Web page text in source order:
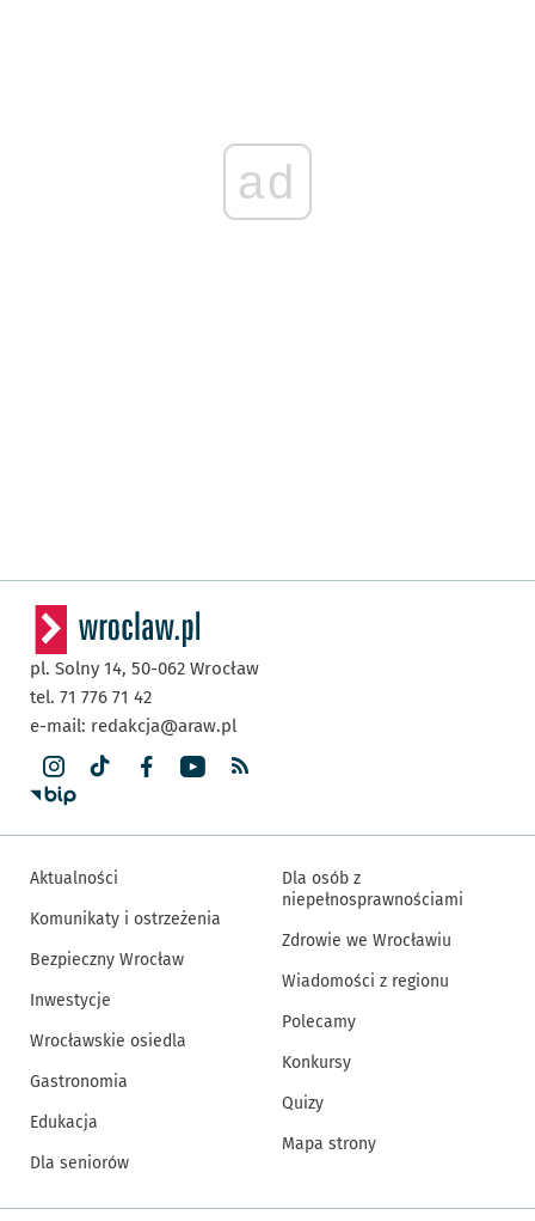
ad
pl. Solny 14, 50-062 Wrocław
tel. 71 776 71 42
e-mail: redakcja@araw.pl
Aktualności
Komunikaty i ostrzeżenia
Bezpieczny Wrocław
Inwestycje
Wrocławskie osiedla
Gastronomia
Edukacja
Dla seniorów
Dla osób z
niepełnosprawnościami
Zdrowie we Wrocławiu
Wiadomości z regionu
Polecamy
Konkursy
Quizy
Mapa strony